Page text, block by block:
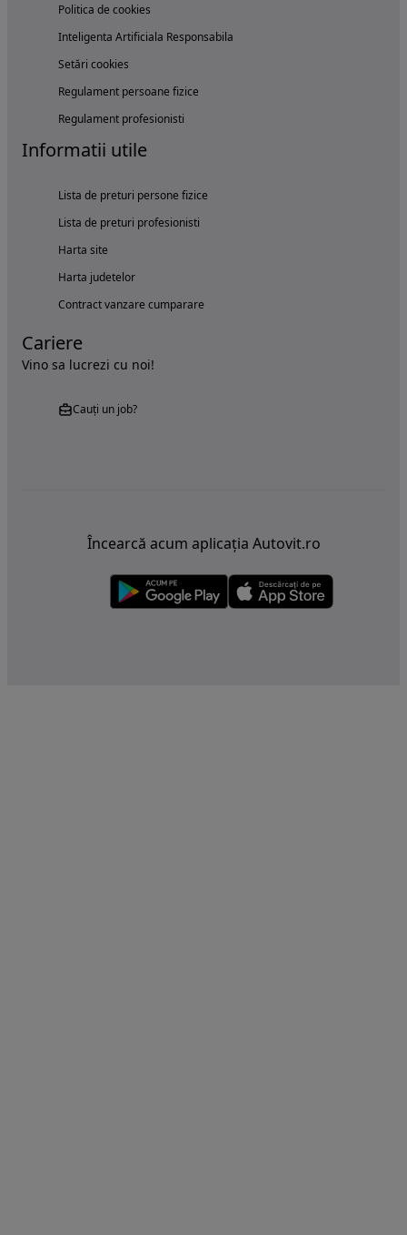
Politica de cookies
Inteligenta Artificiala Responsabila
Setări cookies
Regulament persoane fizice
Regulament profesionisti
Informatii utile
Lista de preturi persone fizice
Lista de preturi profesionisti
Harta site
Harta judetelor
Contract vanzare cumparare
Cariere
Vino sa lucrezi cu noi!
Cauți un job?
Încearcă acum aplicația Autovit.ro